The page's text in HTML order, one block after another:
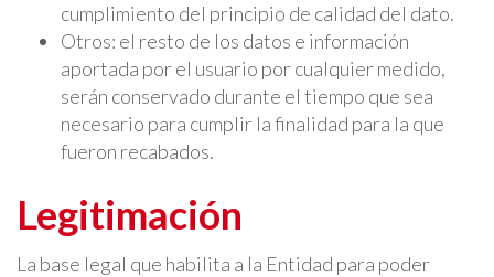
cumplimiento del principio de calidad del dato.
Otros: el resto de los datos e información
aportada por el usuario por cualquier medido,
serán conservado durante el tiempo que sea
necesario para cumplir la finalidad para la que
fueron recabados.
Legitimación
La base legal que habilita a la Entidad para poder